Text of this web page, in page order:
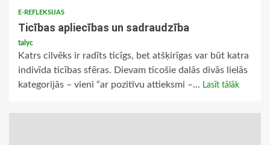
E-REFLEKSIJAS
Ticības apliecības un sadraudzība
talyc
Katrs cilvēks ir radīts ticīgs, bet atšķirīgas var būt katra
indivīda ticības sfēras. Dievam ticošie dalās divās lielās
kategorijās – vieni “ar pozitīvu attieksmi –... Lasīt tālāk